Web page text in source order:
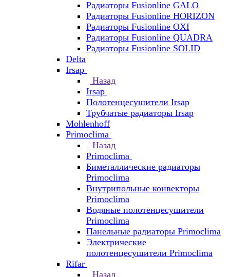
Радиаторы Fusionline GALO
Радиаторы Fusionline HORIZON
Радиаторы Fusionline OXI
Радиаторы Fusionline QUADRA
Радиаторы Fusionline SOLID
Delta
Irsap
Назад
Irsap
Полотенцесушители Irsap
Трубчатые радиаторы Irsap
Mohlenhoff
Primoclima
Назад
Primoclima
Биметаллические радиаторы
Primoclima
Внутрипольные конвекторы
Primoclima
Водяные полотенцесушители
Primoclima
Панельные радиаторы Primoclima
Электрические
полотенцесушители Primoclima
Rifar
Назад